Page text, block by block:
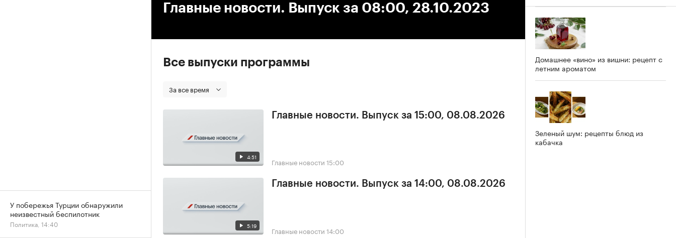
Главные новости. Выпуск за 08:00, 28.10.2023
Все выпуски программы
За все время
4:51
Главные новости. Выпуск за 15:00, 08.08.2026
Главные новости 15:00
5:19
Главные новости. Выпуск за 14:00, 08.08.2026
Главные новости 14:00
Домашнее «вино» из вишни: рецепт с
летним ароматом
Зеленый шум: рецепты блюд из
кабачка
У побережья Турции обнаружили
неизвестный беспилотник
Политика, 14:40